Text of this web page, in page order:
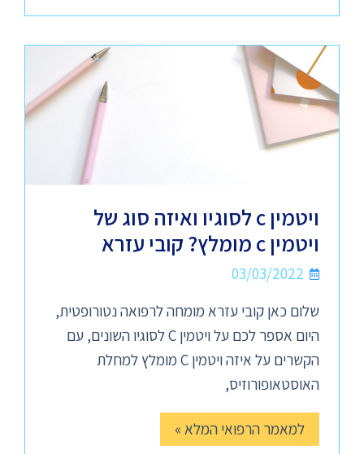
ויטמין c לסוגיו ואיזה סוג של
ויטמין c מומלץ? קובי עזרא
03/03/2022
שלום כאן קובי עזרא מומחה לרפואה נטורופטית,
היום אספר לכם על ויטמין C לסוגיו השונים, עם
הקשרים על איזה ויטמין C מומלץ למחלת
האוסטאופורוזיס,
למאמר הרפואי המלא »